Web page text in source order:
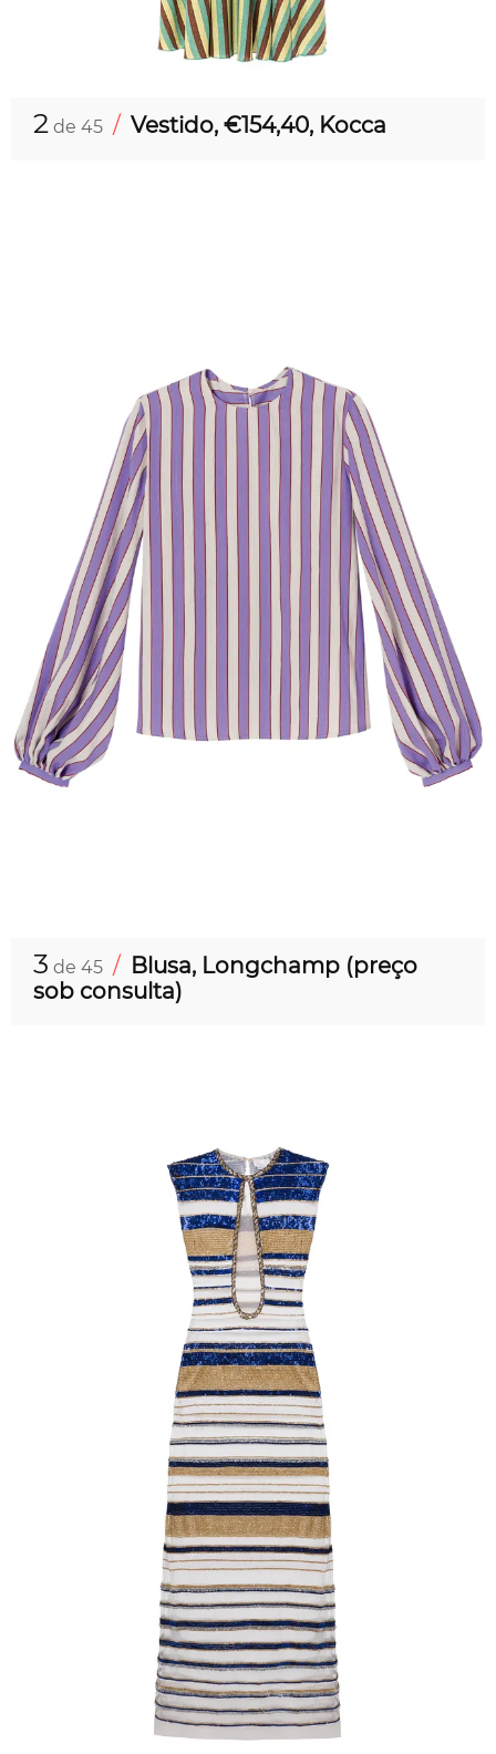
2 de 45 / Vestido, €154,40, Kocca
3 de 45 / Blusa, Longchamp (preço
sob consulta)